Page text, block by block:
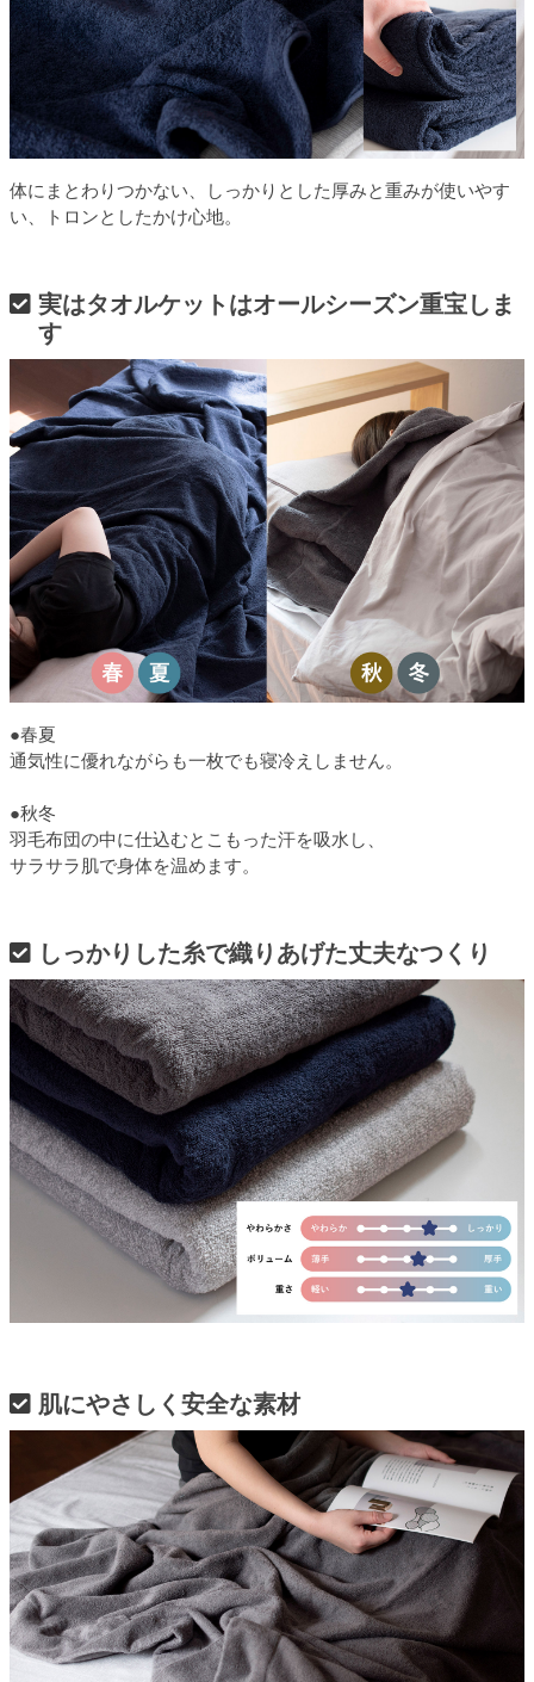
体にまとわりつかない、しっかりとした厚みと重みが使いやす
い、トロンとしたかけ心地。
実はタオルケットはオールシーズン重宝しま
す
●春夏
通気性に優れながらも一枚でも寝冷えしません。
●秋冬
羽毛布団の中に仕込むとこもった汗を吸水し、
サラサラ肌で身体を温めます。
しっかりした糸で織りあげた丈夫なつくり
肌にやさしく安全な素材